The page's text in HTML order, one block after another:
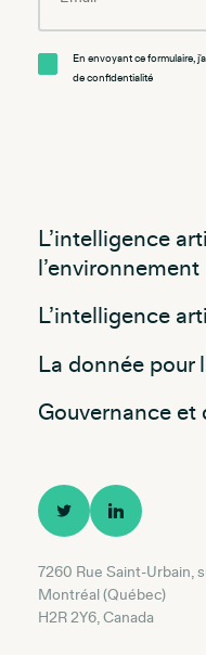
En envoyant ce formulaire,
de confidentialité
L’intelligence
l’environnement
L’intelligence
La donnée pour
Gouvernance
7260 Rue Saint-Urbain,
Montréal (Québec)
H2R 2Y6, Canada